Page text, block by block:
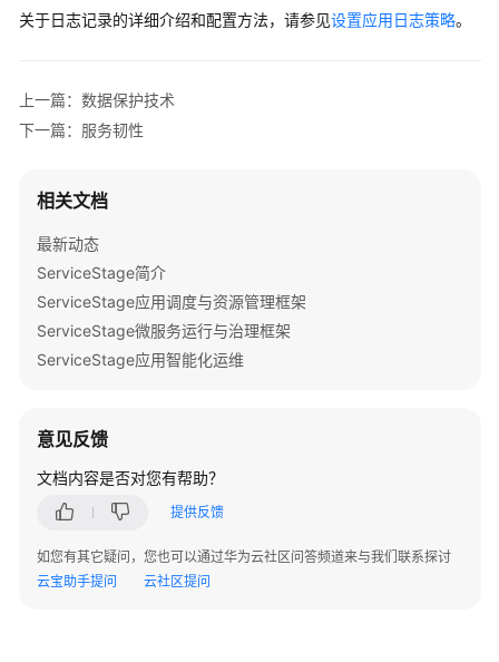
用
运
维
产
品
优
势
应
景
产
品
能
关于日志记录的详细介绍和配置方法，请参见设置应用日志策略。
上一篇：数据保护技术
下一篇：服务韧性
相关文档
最新动态
ServiceStage简介
ServiceStage应用调度与资源管理框架
ServiceStage微服务运行与治理框架
ServiceStage应用智能化运维
意见反馈
文档内容是否对您有帮助？
提供反馈
如您有其它疑问，您也可以通过华为云社区问答频道来与我们联系探讨
云宝助手提问
云社区提问